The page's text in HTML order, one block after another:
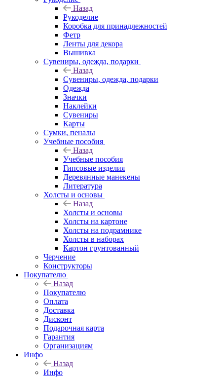
Назад
Рукоделие
Коробка для принадлежностей
Фетр
Ленты для декора
Вышивка
Сувениры, одежда, подарки
Назад
Сувениры, одежда, подарки
Одежда
Значки
Наклейки
Сувениры
Карты
Сумки, пеналы
Учебные пособия
Назад
Учебные пособия
Гипсовые изделия
Деревянные манекены
Литература
Холсты и основы
Назад
Холсты и основы
Холсты на картоне
Холсты на подрамнике
Холсты в наборах
Картон грунтованный
Черчение
Конструкторы
Покупателю
Назад
Покупателю
Оплата
Доставка
Дисконт
Подарочная карта
Гарантия
Организациям
Инфо
Назад
Инфо